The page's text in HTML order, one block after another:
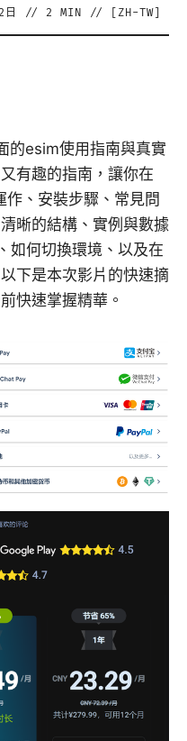
日 // 2 MIN // [ ZH-TW
的esim使用指南與真實
有趣的指南，讓你在
、安裝步驟、常見問
晰的結構、實例與數據
如何切換環境、以及在
下是本次影片的快速摘
快速掌握精華。